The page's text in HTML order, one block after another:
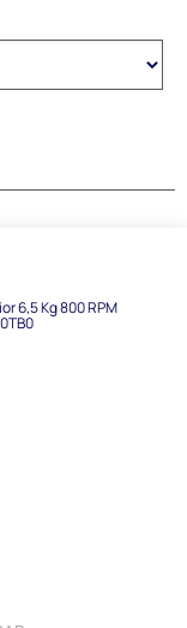
6,5 Kg 800 RPM